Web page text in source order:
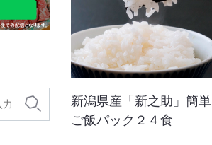
新潟県産「新之助」簡単
ご飯パック２４食